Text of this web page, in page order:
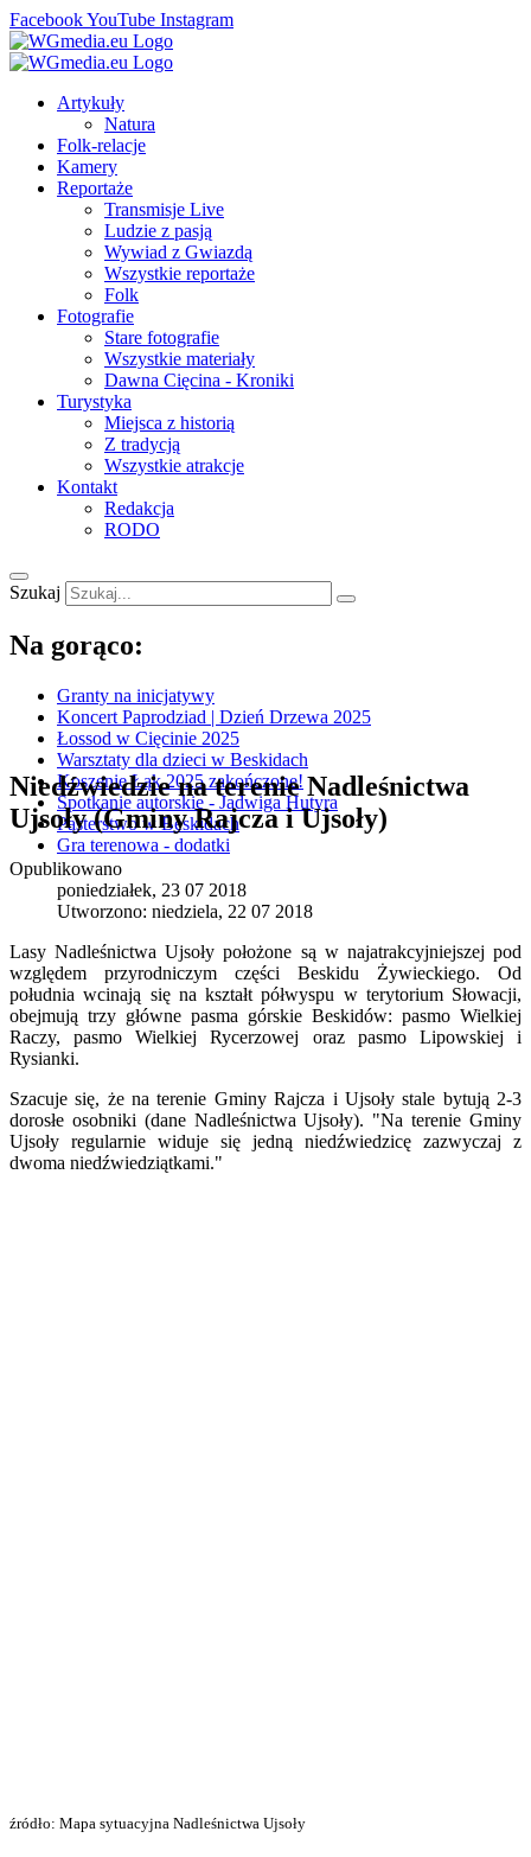
FacebookYouTube Instagram
Artykuły
Natura
Folk-relacje
Kamery
Reportaże
Transmisje Live
Ludzie z pasją
Wywiad z Gwiazdą
Wszystkie reportaże
Folk
Fotografie
Stare fotografie
Wszystkie materiały
Dawna Cięcina - Kroniki
Turystyka
Miejsca z historią
Z tradycją
Wszystkie atrakcje
Kontakt
Redakcja
RODO
Szukaj
Na gorąco:
Granty na inicjatywy
Koncert Paprodziad | Dzień Drzewa 2025
Łossod w Cięcinie 2025
Warsztaty dla dzieci w Beskidach
Koszenie Łąk 2025 zakończone!
Spotkanie autorskie - Jadwiga Hutyra
Pasterstwo w Beskidach
Gra terenowa - dodatki
Niedźwiedzie na terenie Nadleśnictwa
Ujsoły (Gminy Rajcza i Ujsoły)
Opublikowano
poniedziałek, 23 07 2018
Utworzono: niedziela, 22 07 2018
Lasy Nadleśnictwa Ujsoły położone są w najatrakcyjniejszej pod
względem przyrodniczym części Beskidu Żywieckiego. Od
południa wcinają się na kształt półwyspu w terytorium Słowacji,
obejmują trzy główne pasma górskie Beskidów: pasmo Wielkiej
Raczy, pasmo Wielkiej Rycerzowej oraz pasmo Lipowskiej i
Rysianki.
Szacuje się, że na terenie Gminy Rajcza i Ujsoły stale bytują 2-3
dorosłe osobniki (dane Nadleśnictwa Ujsoły). "Na terenie Gminy
Ujsoły regularnie widuje się jedną niedźwiedzicę zazwyczaj z
dwoma niedźwiedziątkami."
źródło: Mapa sytuacyjna Nadleśnictwa Ujsoły